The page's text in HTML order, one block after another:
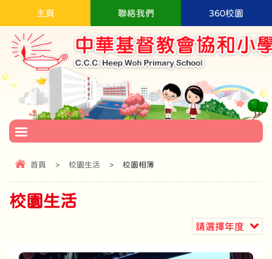
主頁 聯絡我們 360校園
首頁 > 校園生活 > 校園相簿
校園生活
請選擇年度